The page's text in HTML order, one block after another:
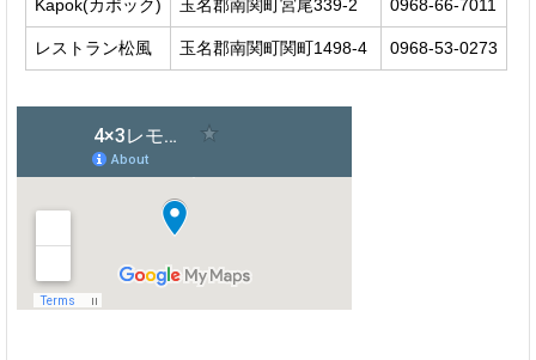
Kapok(カポック) 玉名郡南関町宮尾339-2 0968-66-7011
レストラン松風 玉名郡南関町関町1498-4 0968-53-0273